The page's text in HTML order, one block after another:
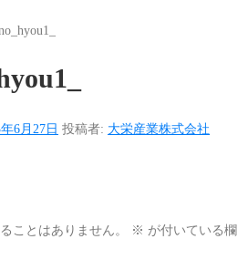
6月27日 投稿者: 大栄産業株式会社
ことはありません。 ※ が付いている欄